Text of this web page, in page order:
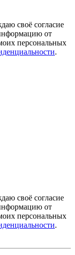
своё согласие
от
персональных
.
своё согласие
от
персональных
.